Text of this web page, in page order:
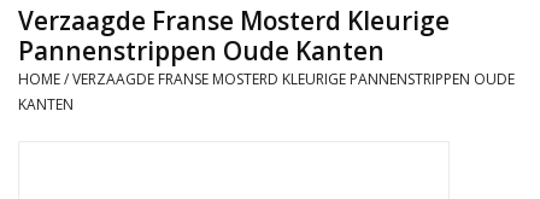
Toebehoren
Kacheltjes
Verzaagde Franse Mosterd Kleurige
Pannenstrippen Oude Kanten
HOME/VERZAAGDE FRANSE MOSTERD KLEURIGE PANNENSTRIPPEN OUDE
KANTEN